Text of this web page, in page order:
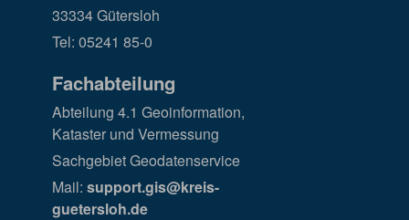
33334 Gütersloh
Tel: 05241 85-0
Fachabteilung
Abteilung 4.1 Geoinformation,
Kataster und Vermessung
Sachgebiet Geodatenservice
Mail: support.gis@kreis-
guetersloh.de